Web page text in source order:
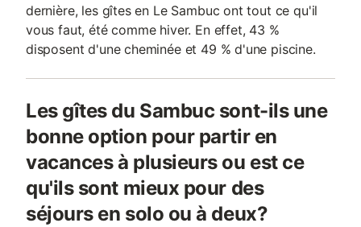
dernière, les gîtes en Le Sambuc ont tout ce qu'il
vous faut, été comme hiver. En effet, 43 %
disposent d'une cheminée et 49 % d'une piscine.
Les gîtes du Sambuc sont-ils une
bonne option pour partir en
vacances à plusieurs ou est ce
qu'ils sont mieux pour des
séjours en solo ou à deux?